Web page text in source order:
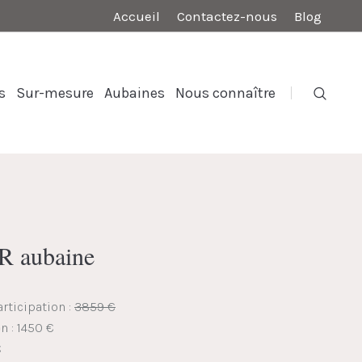
Accueil Contactez-nous Blog
Sur-mesure Aubaines Nous connaître
aubaine
: 3859 €
: 1450 €